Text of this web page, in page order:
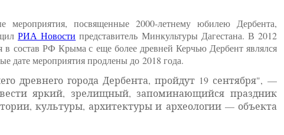
мероприятия, посвященные 2000-летнему юбилею Дербента,
РИА Новости представитель Минкультуры Дагестана. В 2012
состав РФ Крыма с еще более древней Керчью Дербент являлся
дате мероприятия продлены до 2018 года.
древнего города Дербента, пройдут 19 сентября", —
яркий, зрелищный, запоминающийся праздник
культуры, архитектуры и археологии — объекта